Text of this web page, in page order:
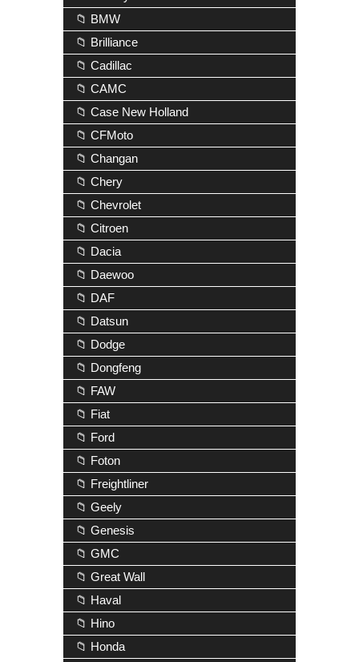
📁 BMW
📁 Brilliance
📁 Cadillac
📁 CAMC
📁 Case New Holland
📁 CFMoto
📁 Changan
📁 Chery
📁 Chevrolet
📁 Citroen
📁 Dacia
📁 Daewoo
📁 DAF
📁 Datsun
📁 Dodge
📁 Dongfeng
📁 FAW
📁 Fiat
📁 Ford
📁 Foton
📁 Freightliner
📁 Geely
📁 Genesis
📁 GMC
📁 Great Wall
📁 Haval
📁 Hino
📁 Honda